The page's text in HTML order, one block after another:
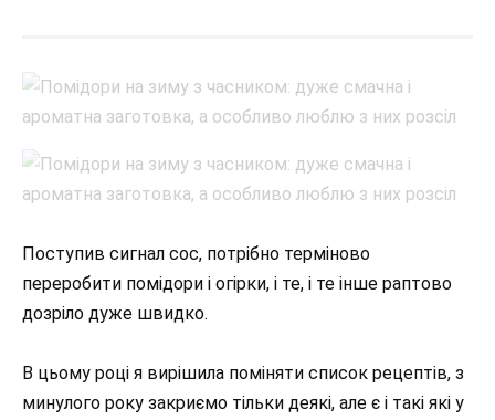
Поступив сигнал сос, потрібно терміново
переробити помідори і огірки, і те, і те інше раптово
дозріло дуже швидко.
В цьому році я вирішила поміняти список рецептів, з
минулого року закриємо тільки деякі, але є і такі які у